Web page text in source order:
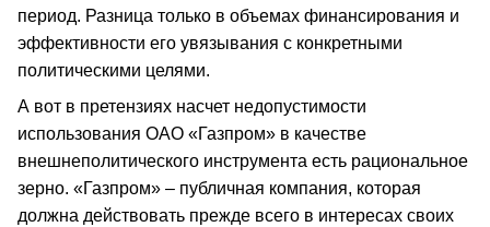
период. Разница только в объемах финансирования и
эффективности его увязывания с конкретными
политическими целями.
А вот в претензиях насчет недопустимости
использования ОАО «Газпром» в качестве
внешнеполитического инструмента есть рациональное
зерно. «Газпром» – публичная компания, которая
должна действовать прежде всего в интересах своих